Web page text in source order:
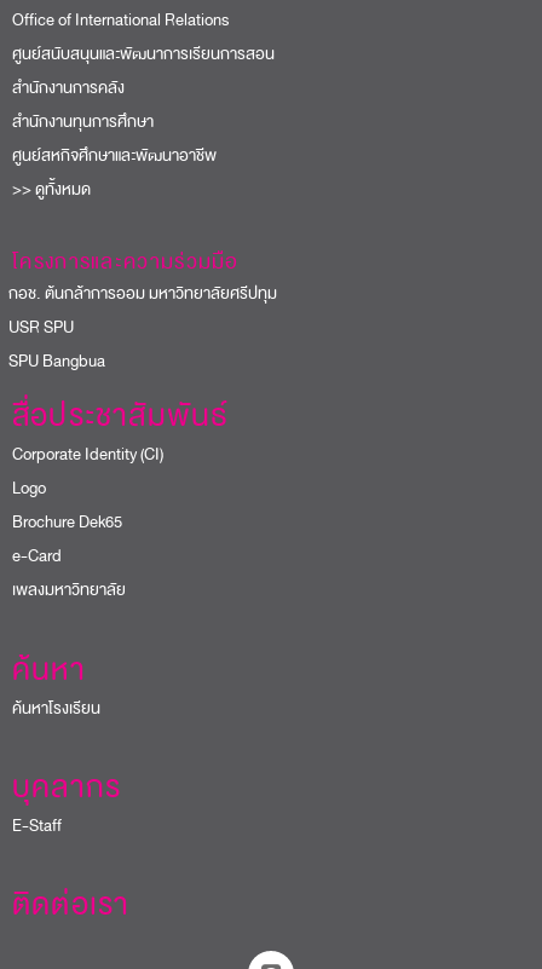
Office of International Relations
ศูนย์สนับสนุนและพัฒนาการเรียนการสอน
สำนักงานการคลัง
สำนักงานทุนการศึกษา
ศูนย์สหกิจศึกษาและพัฒนาอาชีพ
>> ดูทั้งหมด
โครงการและความร่วมมือ
ช. ต้นกล้าการออม มหาวิทยาลัยศรีปทุม
SPU
Bangbua
สื่อประชาสัมพันธ์
Corporate Identity (CI)
Logo
Brochure Dek65
e-Card
เพลงมหาวิทยาลัย
ค้นหา
ค้นหาโรงเรียน
บุคลากร
E-Staff
ติดต่อเรา